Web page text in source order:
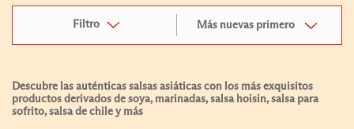
Filtro Más nuevas primero
Descubre las auténticas salsas asiáticas con los más exquisitos
productos derivados de soya, marinadas, salsa hoisin, salsa para
sofrito, salsa de chile y más